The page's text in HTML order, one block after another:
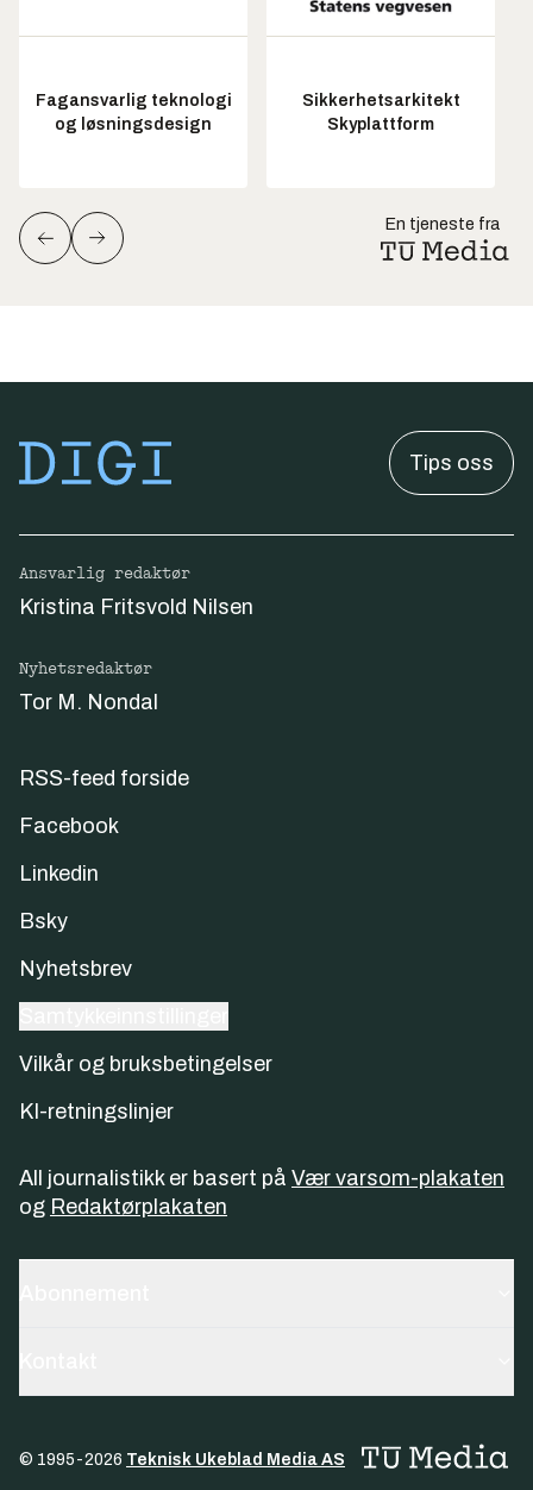
Fagansvarlig teknologi
og løsningsdesign
Sikkerhetsarkitekt
Skyplattform
En tjeneste fra
Tips oss
Ansvarlig redaktør
Kristina Fritsvold Nilsen
Nyhetsredaktør
Tor M. Nondal
RSS-feed forside
Facebook
Linkedin
Bsky
Nyhetsbrev
Vilkår og bruksbetingelser
KI-retningslinjer
All journalistikk er basert på Vær varsom-plakaten
og Redaktørplakaten
© 1995-2026 Teknisk Ukeblad Media AS